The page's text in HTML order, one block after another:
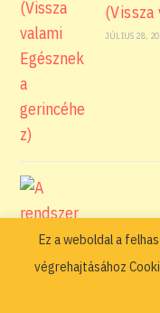
(Vissza
JÚLIUS 28,
Ez a weboldal a
végrehajtásához